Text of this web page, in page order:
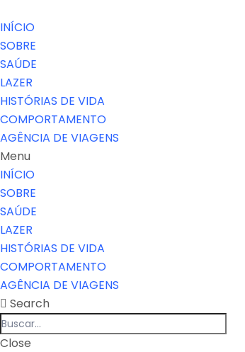
INÍCIO
SOBRE
SAÚDE
LAZER
HISTÓRIAS DE VIDA
COMPORTAMENTO
AGÊNCIA DE VIAGENS
Menu
INÍCIO
SOBRE
SAÚDE
LAZER
HISTÓRIAS DE VIDA
COMPORTAMENTO
AGÊNCIA DE VIAGENS
Search
Close